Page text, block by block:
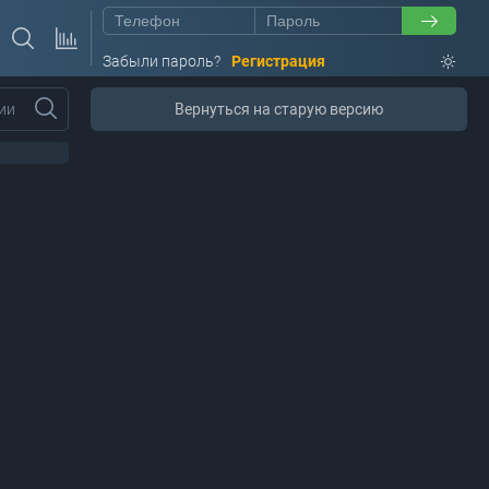
Забыли пароль? Регистрация
Вернуться на старую версию